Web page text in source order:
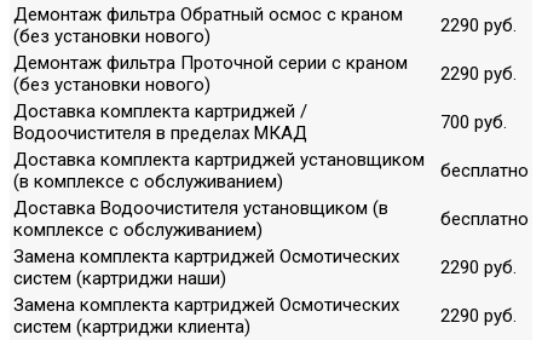
Демонтаж фильтра Обратный осмос с краном
(без установки нового)
2290 руб.
Демонтаж фильтра Проточной серии с краном
(без установки нового)
2290 руб.
Доставка комплекта картриджей /
Водоочистителя в пределах МКАД
700 руб.
Доставка комплекта картриджей установщиком
(в комплексе с обслуживанием)
бесплатно
Доставка Водоочистителя установщиком (в
комплексе с обслуживанием)
бесплатно
Замена комплекта картриджей Осмотических
систем (картриджи наши)
2290 руб.
Замена комплекта картриджей Осмотических
систем (картриджи клиента)
2290 руб.